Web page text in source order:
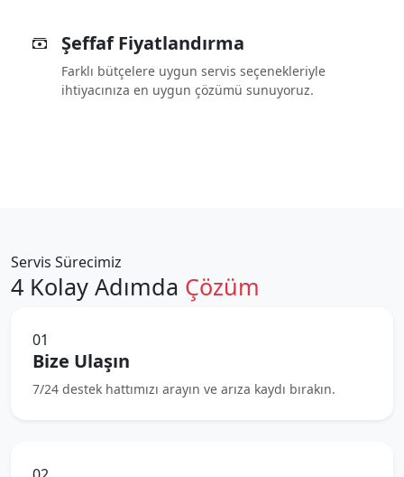
Şeffaf Fiyatlandırma
Farklı bütçelere uygun servis seçenekleriyle
ihtiyacınıza en uygun çözümü sunuyoruz.
Servis Sürecimiz
4 Kolay Adımda Çözüm
01
Bize Ulaşın
7/24 destek hattımızı arayın ve arıza kaydı bırakın.